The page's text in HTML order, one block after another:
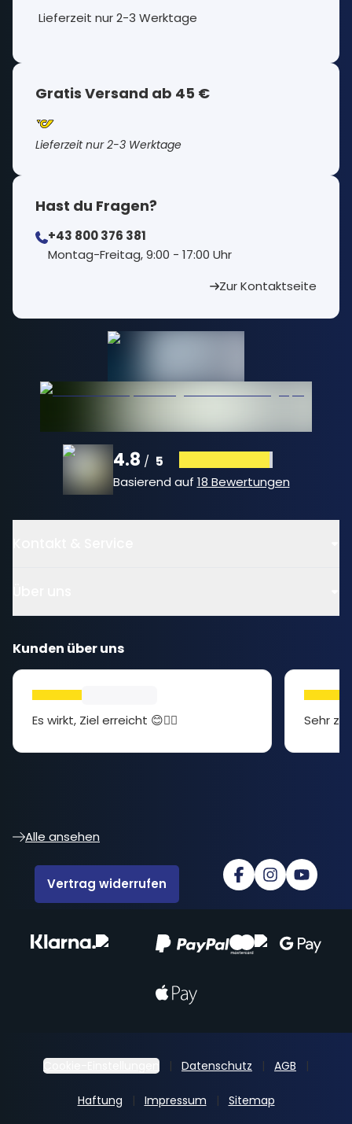
Lieferzeit nur 2-3 Werktage
Gratis Versand ab 45 €
Lieferzeit nur 2-3 Werktage
Hast du Fragen?
+43 800 376 381
⁠Montag-Freitag, 9:00 - 17:00 Uhr
Zur Kontaktseite
4.8 / 5
Basierend auf 18 Bewertungen
Kunden über uns
Es wirkt, Ziel erreicht 😊👍🏻 Sehr
Alle ansehen
Vertrag widerrufen
Cookie-Einstellungen Datenschutz AGB
Haftung Impressum
Sitemap